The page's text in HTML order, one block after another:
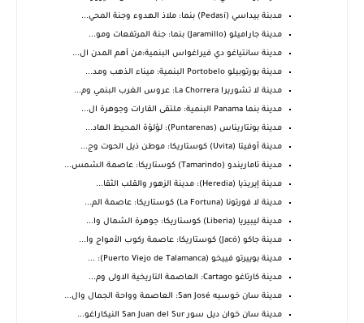
مدبنة بيداسي (Pedasí) بنما: ملاذ الهدوء وجنة المحي...
مدينة جاراميلو (Jaramillo) بنما: جنة المرتفعات ومو...
مدينة سانتياغو دي فيراغواس البنمية:من أهم المدن ال...
مدينة بورتوبيلو Portobelo البنمية: ميناء الذهب ومد...
مدينة لا تشوريرا La Chorrera: عروس الغرب البنمي وم...
مدينة بنما Panama البنمية: ملتقى القارات وجوهرة ال...
مدينة بونتاريناس (Puntarenas): لؤلؤة المحيط الهاد...
مدينة أوفيتا (Uvita) كوستاريكا: موطن ذيل الحوت وج...
مدينة تاماريندو (Tamarindo) كوستاريكا: عاصمة الشمس...
مدينة إيريذيا (Heredia): مدينة الزهور والقلب الثقا...
مدينة لا فورتونا (La Fortuna) كوستاريكا: عاصمة الم...
مدينة ليبيريا (Liberia) كوستاريكا: جوهرة الشمال وا...
مدينة جاكو (Jacó) كوستاريكا: عاصمة ركوب الأمواج وا...
مدينة بوييرتو فييخو (Puerto Viejo de Talamanca): ...
مدينة كارتاغو Cartago: العاصمة التاريخية الاولى وم...
مدينة سان خوسيه San José: العاصمة وواحة الجمال وال...
مدينة سان خوان ديل سور San Juan del Sur النيكاراغو...